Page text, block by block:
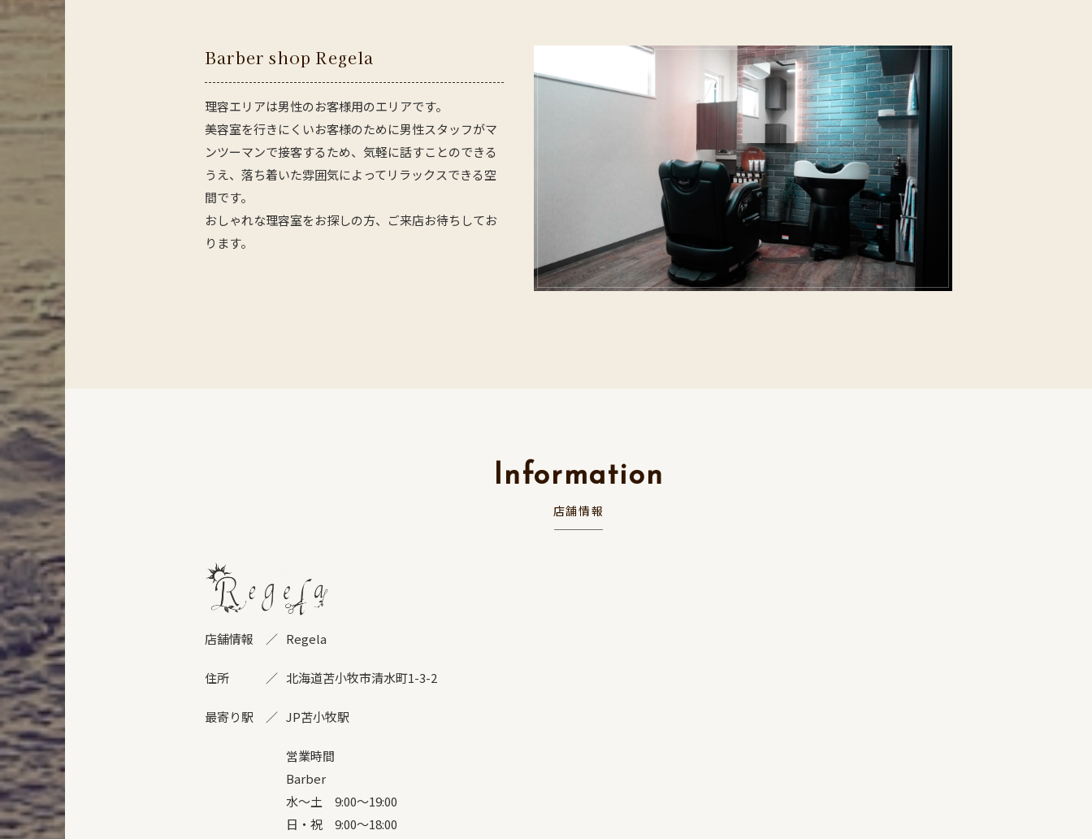
Barber shop Regela
理容エリアは男性のお客様用のエリアです。
美容室を行きにくいお客様のために男性スタッフがマ
ンツーマンで接客するため、気軽に話すことのできる
うえ、落ち着いた雰囲気によってリラックスできる空
間です。
おしゃれな理容室をお探しの方、ご来店お待ちしてお
ります。
Information
店舗情報
店舗情報 Regela
住所 北海道苫小牧市清水町1-3-2
最寄り駅 JP苫小牧駅
営業時間
Barber
水～土 9:00～19:00
日・祝 9:00～18:00